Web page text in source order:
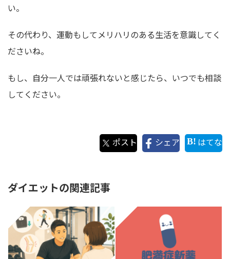
い。
その代わり、運動もしてメリハリのある生活を意識してく
ださいね。
もし、自分一人では頑張れないと感じたら、いつでも相談
してください。
ポスト シェア はてな
ダイエットの関連記事